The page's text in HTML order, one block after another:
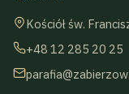
Kościół św.
+48 12 285 20 25